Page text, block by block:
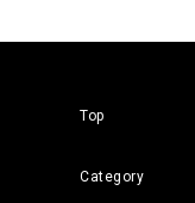
Top
Category